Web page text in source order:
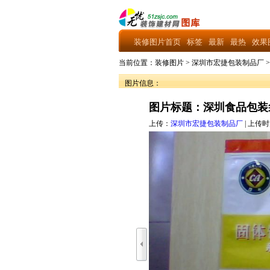
装修图片首页 标签 最新 最热 效果
当前位置： 装修图片 > 深圳市宏捷包装制品厂
图片信息：
图片标题：深圳食品包
上传： 深圳市宏捷包装制品厂 | 上传